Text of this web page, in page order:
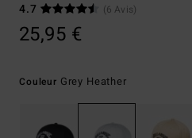
4.7
(6 Avis)
25,95 €
Couleur Grey Heather